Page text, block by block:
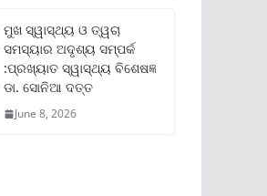
ମୁଖ ସ୍ୱାସ୍ଥ୍ୟ ଓ ତ୍ୱଚା
ସମସ୍ୟାର ଅଦୃଶ୍ୟ ସମ୍ପର୍କ
:ପ୍ରଖ୍ୟାତ ସ୍ୱାସ୍ଥ୍ୟ ବିଶେଷଜ୍ଞ
ଡା. ସୋନିଆ ଦତ୍ତ
June 8, 2026